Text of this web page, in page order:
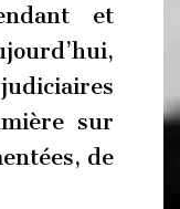
et
sur
de